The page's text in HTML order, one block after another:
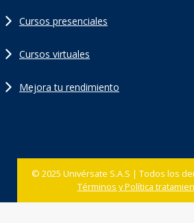
Cursos presenciales
Cursos virtuales
Mejora tu rendimiento
© 2025 Univérsate S.A.S | Todos los
Términos y Política